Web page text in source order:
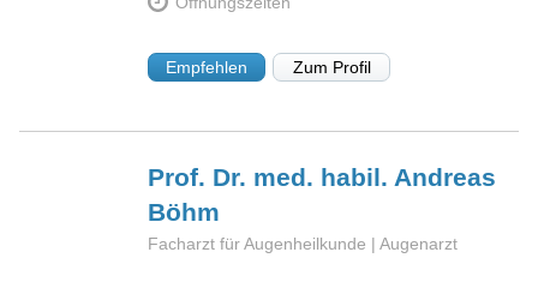
Empfehlen Zum Profil
Prof. Dr. med. habil. Andreas
Böhm
Facharzt für Augenheilkunde | Augenarzt